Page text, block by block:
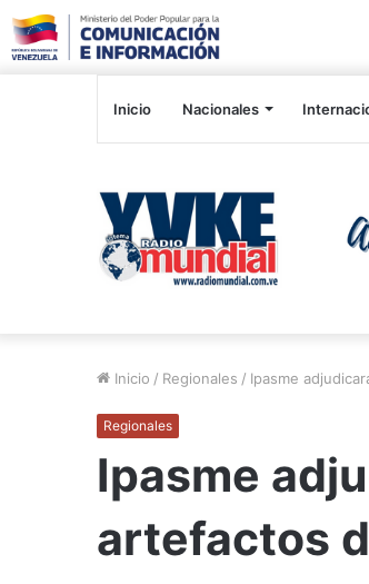
Inicio Nacionales
Inicio / Regionales / Ipasme
Regionales
Ipasme
artefactos